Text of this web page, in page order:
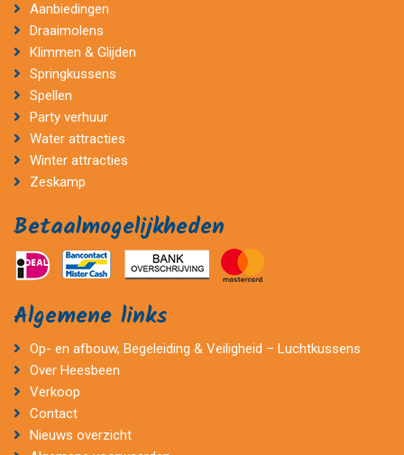
Aanbiedingen
Draaimolens
Klimmen & Glijden
Springkussens
Spellen
Party verhuur
Water attracties
Winter attracties
Zeskamp
Betaalmogelijkheden
Algemene links
Op- en afbouw, Begeleiding & Veiligheid – Luchtkussens
Over Heesbeen
Verkoop
Contact
Nieuws overzicht